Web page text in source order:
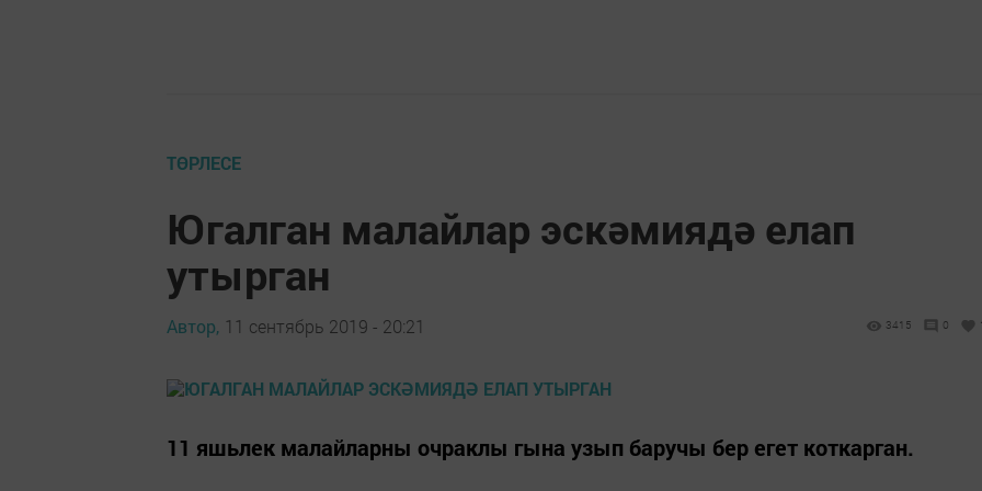
ТӨРЛЕСЕ
Югалган малайлар эскәмиядә елап
утырган
Автор, 11 сентябрь 2019 - 20:21 3415 0
11 яшьлек малайларны очраклы гына узып баручы бер егет коткарган.